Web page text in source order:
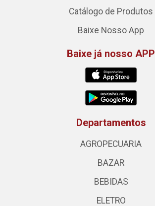
Catálogo de Produtos
Baixe Nosso App
Baixe já nosso APP
Departamentos
AGROPECUARIA
BAZAR
BEBIDAS
ELETRO